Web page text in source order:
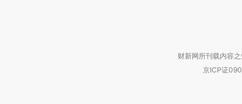
财新网所刊载内容
京ICP证